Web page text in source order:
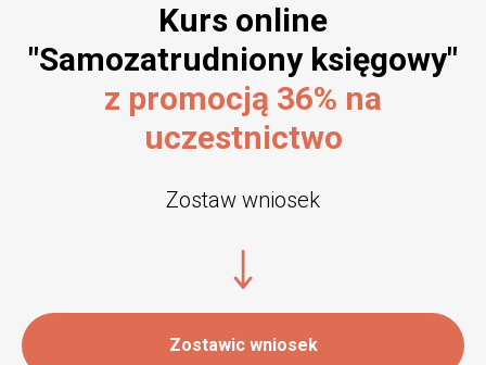
Kurs online
"Samozatrudniony księgowy"
z promocją 36% na
uczestnictwo
Zostaw wniosek
Zostawic wniosek